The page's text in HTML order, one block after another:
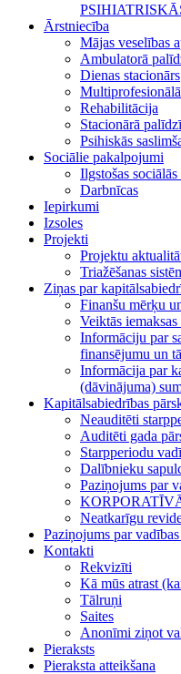
Ārstniecība
Mājas veselības
Ambulatorā
Dienas stacionārs
Rehabilitācija
Stacionārā
Psihiskās
Sociālie pakalpojumi
Ilgstošas
Darbnīcas
Iepirkumi
Izsoles
Projekti
Projektu
Triažēšanas
Ziņas par
Finanšu mērķu
Veiktās
Informāciju par
finansējumu un
Informācija par
(dāvinājuma)
Kapitālsabiedrības
Neauditēti
Auditēti gada
Starpperiodu
Dalībnieku
Paziņojums par
Neatkarīgu
Paziņojums par
Kontakti
Rekvizīti
Kā mūs atrast
Tālruņi
Saites
Anonīmi ziņot
Pieraksts
Pieraksta atteikšana